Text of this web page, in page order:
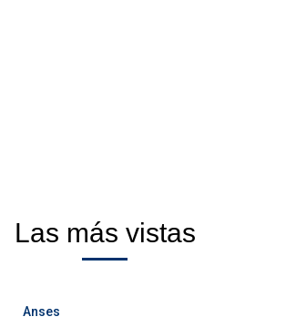
Las más vistas
Anses